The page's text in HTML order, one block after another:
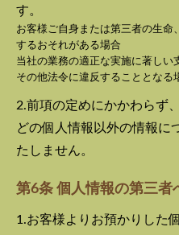
す。
お客様ご自身または第三者の生命
するおそれがある場合
当社の業務の適正な実施に著しい
その他法令に違反することとなる
2.前項の定めにかかわらず
どの個人情報以外の情報に
たしません。
第6条 個人情報の第三者
1.お客様よりお預かりした